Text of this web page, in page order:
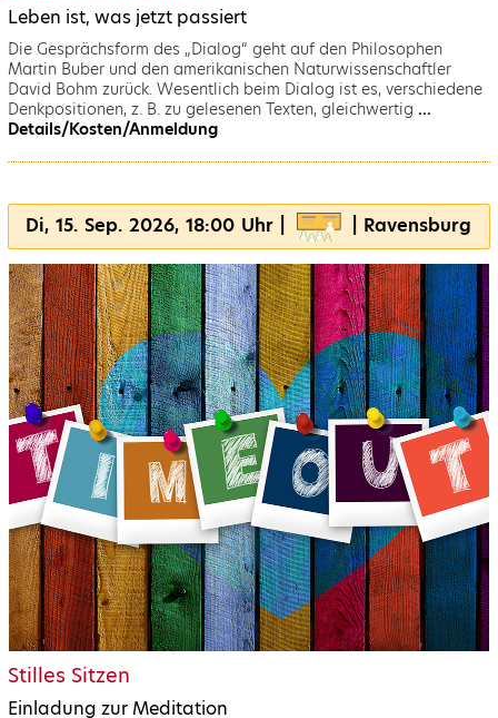
Leben ist, was jetzt passiert
Die Gesprächsform des „Dialog“ geht auf den Philosophen
Martin Buber und den amerikanischen Naturwissenschaftler
David Bohm zurück. Wesentlich beim Dialog ist es, verschiedene
Denkpositionen, z. B. zu gelesenen Texten, gleichwertig ...
Details/Kosten/Anmeldung
Di, 15. Sep. 2026, 18:00 Uhr | | Ravensburg
Stilles Sitzen
Einladung zur Meditation